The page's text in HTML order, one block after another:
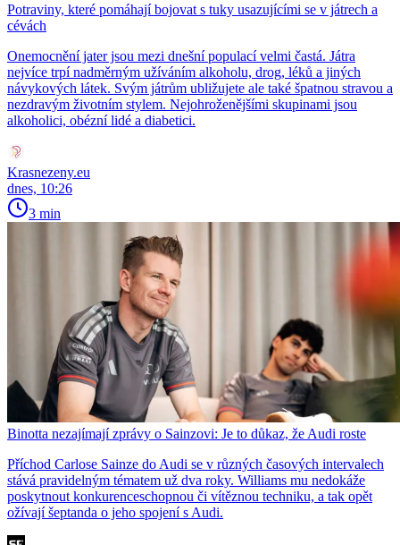
Potraviny, které pomáhají bojovat s tuky usazujícími se v játrech a
cévách
Onemocnění jater jsou mezi dnešní populací velmi častá. Játra
nejvíce trpí nadměrným užíváním alkoholu, drog, léků a jiných
návykových látek. Svým játrům ubližujete ale také špatnou stravou a
nezdravým životním stylem. Nejohroženějšími skupinami jsou
alkoholici, obézní lidé a diabetici.
Krasnezeny.eu
dnes, 10:26
3 min
Binotta nezajímají zprávy o Sainzovi: Je to důkaz, že Audi roste
Příchod Carlose Sainze do Audi se v různých časových intervalech
stává pravidelným tématem už dva roky. Williams mu nedokáže
poskytnout konkurenceschopnou či vítěznou techniku, a tak opět
ožívají šeptanda o jeho spojení s Audi.